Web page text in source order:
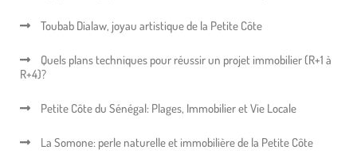
Toubab Dialaw, joyau artistique de la Petite Côte
Quels plans techniques pour réussir un projet immobilier (R+1 à
R+4)?
Petite Côte du Sénégal: Plages, Immobilier et Vie Locale
La Somone: perle naturelle et immobilière de la Petite Côte